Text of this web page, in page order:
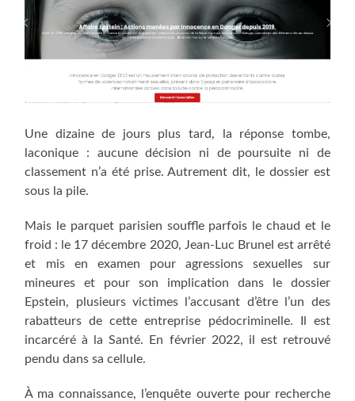
Une dizaine de jours plus tard, la réponse tombe,
laconique : aucune décision ni de poursuite ni de
classement n’a été prise. Autrement dit, le dossier est
sous la pile.
Mais le parquet parisien souffle parfois le chaud et le
froid : le 17 décembre 2020, Jean-Luc Brunel est arrêté
et mis en examen pour agressions sexuelles sur
mineures et pour son implication dans le dossier
Epstein, plusieurs victimes l’accusant d’être l’un des
rabatteurs de cette entreprise pédocriminelle. Il est
incarcéré à la Santé. En février 2022, il est retrouvé
pendu dans sa cellule.
À ma connaissance, l’enquête ouverte pour recherche